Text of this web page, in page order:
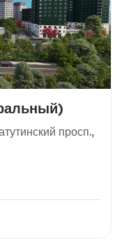
просп.,